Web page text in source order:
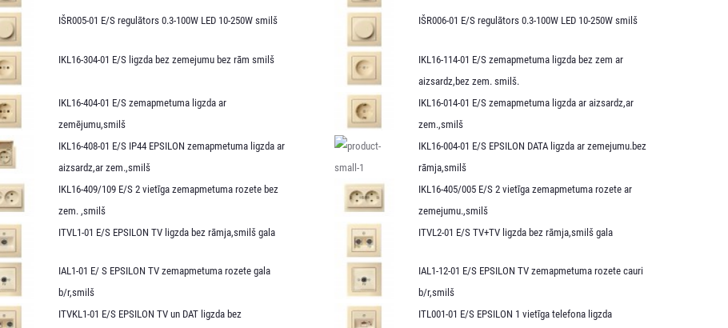
IŠR005-01 E/S regulātors 0.3-100W LED 10-250W smilš IŠR006-01 E/S regulātors 0.3-100W LED 10-250W smilš
IKL16-304-01 E/S ligzda bez zemejumu bez rām smilš
IKL16-114-01 E/S zemapmetuma ligzda bez zem ar
aizsardz,bez zem. smilš.
IKL16-404-01 E/S zemapmetuma ligzda ar
zemējumu,smilš
IKL16-014-01 E/S zemapmetuma ligzda ar aizsardz,ar
zem.,smilš
IKL16-408-01 E/S IP44 EPSILON zemapmetuma ligzda ar
aizsardz,ar zem.,smilš
IKL16-004-01 E/S EPSILON DATA ligzda ar zemejumu.bez
rāmja,smilš
IKL16-409/109 E/S 2 vietīga zemapmetuma rozete bez
zem. ,smilš
IKL16-405/005 E/S 2 vietīga zemapmetuma rozete ar
zemejumu.,smilš
ITVL1-01 E/S EPSILON TV ligzda bez rāmja,smilš gala
ITVL2-01 E/S TV+TV ligzda bez rāmja,smilš gala
IAL1-01 E/ S EPSILON TV zemapmetuma rozete gala
b/r,smilš
IAL1-12-01 E/S EPSILON TV zemapmetuma rozete cauri
b/r,smilš
ITVKL1-01 E/S EPSILON TV un DAT ligzda bez
ITL001-01 E/S EPSILON 1 vietīga telefona ligzda